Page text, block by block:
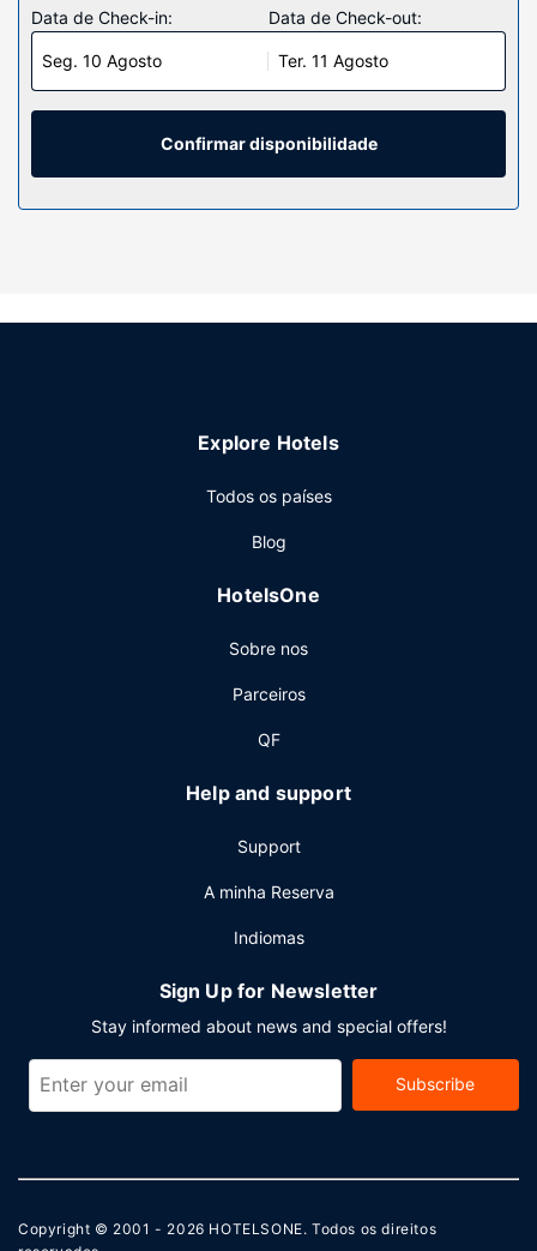
contacto graças à internet sem fios.
Data de Check-in:
Seg. 10 Agosto
Data de Check-out:
Ter. 11 Agosto
Confirmar disponibilidade
Explore Hotels
Todos os países
Blog
HotelsOne
Sobre nos
Parceiros
QF
Help and support
Support
A minha Reserva
Indiomas
Sign Up for Newsletter
Stay informed about news and special offers!
Subscribe
Copyright © 2001 - 2026 HOTELSONE. Todos os direitos